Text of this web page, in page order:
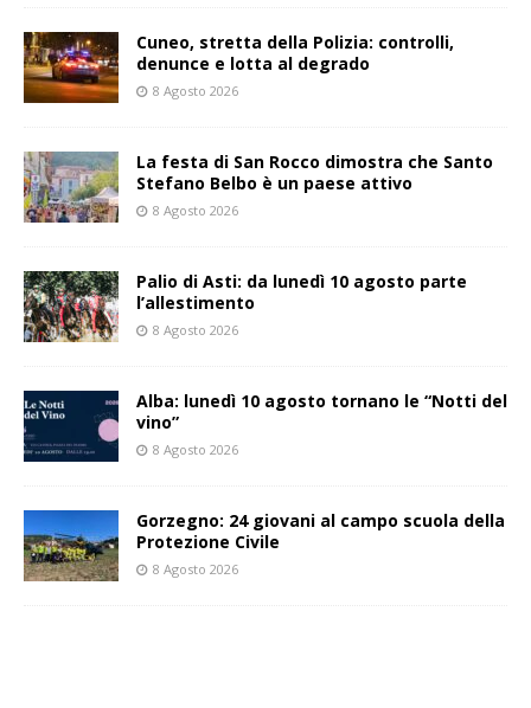
Cuneo, stretta della Polizia: controlli,
denunce e lotta al degrado
8 Agosto 2026
La festa di San Rocco dimostra che Santo
Stefano Belbo è un paese attivo
8 Agosto 2026
Palio di Asti: da lunedì 10 agosto parte
l’allestimento
8 Agosto 2026
Alba: lunedì 10 agosto tornano le “Notti del
vino”
8 Agosto 2026
Gorzegno: 24 giovani al campo scuola della
Protezione Civile
8 Agosto 2026